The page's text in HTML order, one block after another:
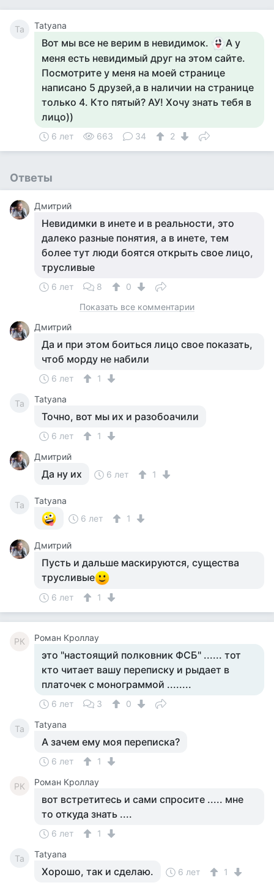
Ta Tatyana
Вот мы все не верим в невидимок.
А у
меня есть невидимый друг на этом сайте.
Посмотрите у меня на моей странице
написано 5 друзей,а в наличии на странице
только 4. Кто пятый? АУ! Хочу знать тебя в
лицо))
6 лет 663 34 2
Ответы
Дмитрий
Невидимки в инете и в реальности, это
далеко разные понятия, а в инете, тем
более тут люди боятся открыть свое лицо,
трусливые
6 лет 8
0
Показать все комментарии
Дмитрий
Да и при этом боиться лицо свое показать,
чтоб морду не набили
6 лет 1
Ta Tatyana
Точно, вот мы их и разобоачили
6 лет
1
Дмитрий
Да ну их 6 лет 1
Ta
Tatyana
6 лет
1
Дмитрий
Пусть и дальше маскируются, существа
трусливые
6 лет 1
РК Роман Кроллау
это "настоящий полковник ФСБ" ...... тот
кто читает вашу переписку и рыдает в
платочек с монограммой ........
6 лет 3 0
Ta Tatyana
А зачем ему моя переписка?
6 лет 1
РК Роман Кроллау
вот встретитесь и сами спросите ..... мне
то откуда знать ....
6 лет 1
Ta Tatyana
Хорошо, так и сделаю. 6 лет 1